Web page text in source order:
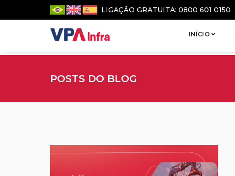
LIGAÇÃO GRATUITA: 0800 601 0150
INÍCIO
POSTS DO BLOG